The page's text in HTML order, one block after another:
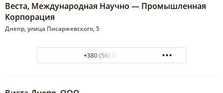
Веста, Международная Научно — Промышленная
Корпорация
Днепр, улица Писаржевского, 5
+380 (56) 370-22-03